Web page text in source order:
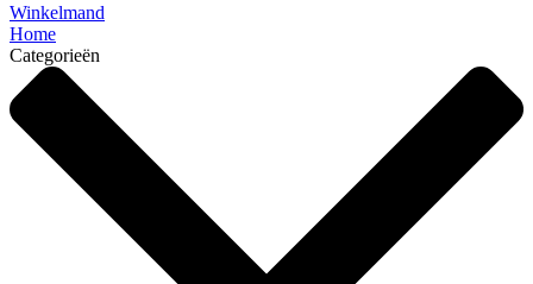
Winkelmand
Home
Categorieën